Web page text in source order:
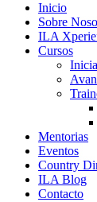
Inicio
Sobre
ILA
Cursos
Mentorias
Eventos
Country
ILA Blog
Contacto